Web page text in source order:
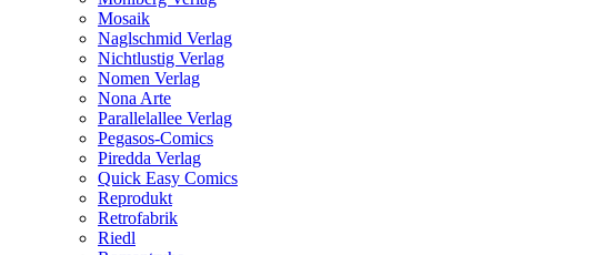
Mosaik
Naglschmid Verlag
Nichtlustig Verlag
Nomen Verlag
Nona Arte
Parallelallee Verlag
Pegasos-Comics
Piredda Verlag
Quick Easy Comics
Reprodukt
Retrofabrik
Riedl